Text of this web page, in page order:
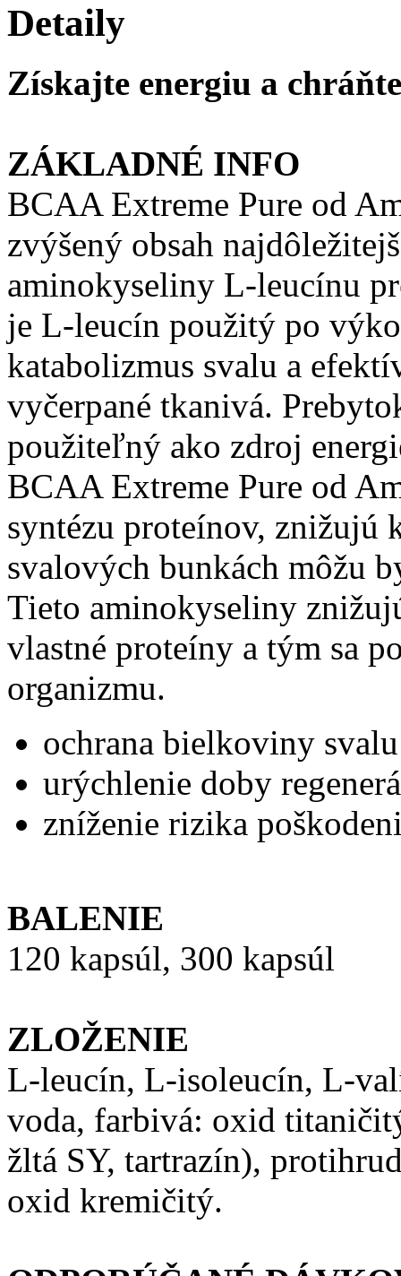
Detaily
Získajte energiu a
ZÁKLADNÉ INFO
BCAA Extreme Pure od
zvýšený obsah
aminokyseliny L-leucínu
je L-leucín použitý po
katabolizmus svalu a
vyčerpané tkanivá.
použiteľný ako zdroj
BCAA Extreme Pure od
syntézu proteínov, znižujú
svalových bunkách môžu
Tieto aminokyseliny
vlastné proteíny a tým sa
organizmu.
ochrana bielkoviny
urýchlenie doby
zníženie rizika
BALENIE
120 kapsúl, 300 kapsúl
ZLOŽENIE
L-leucín, L-isoleucín, L-
voda, farbivá: oxid
žltá SY, tartrazín),
oxid kremičitý.